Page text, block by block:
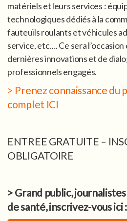
matériels et leurs services :
technologiques dédiés à la
fauteuils roulants et véhicules
service, etc…. Ce sera
dernières innovations et de
professionnels engagés.
> Prenez connaissance du
complet ICI
ENTREE GRATUITE –
OBLIGATOIRE
> Grand public,
de santé, inscrivez-vous ici :